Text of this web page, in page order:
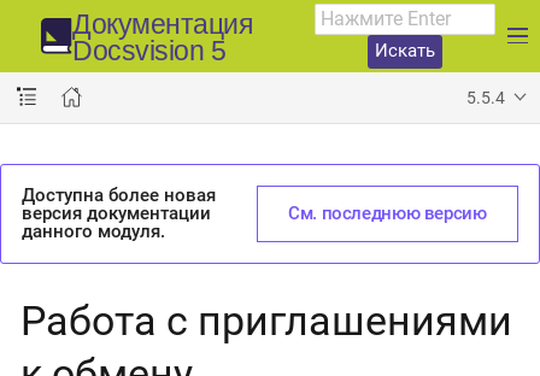
Документация
Docsvision 5
Искать
5.5.4
Доступна более новая
версия документации
данного модуля.
См. последнюю версию
Работа с приглашениями